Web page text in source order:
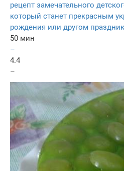
рецепт замечательного
который станет прекрасным
рождения или другом
50 мин
–
4.4
–